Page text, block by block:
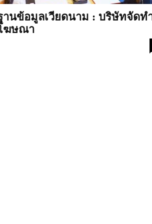
านข้อมูลเวียดนาม : บริษัทจัดท
ฆษณา